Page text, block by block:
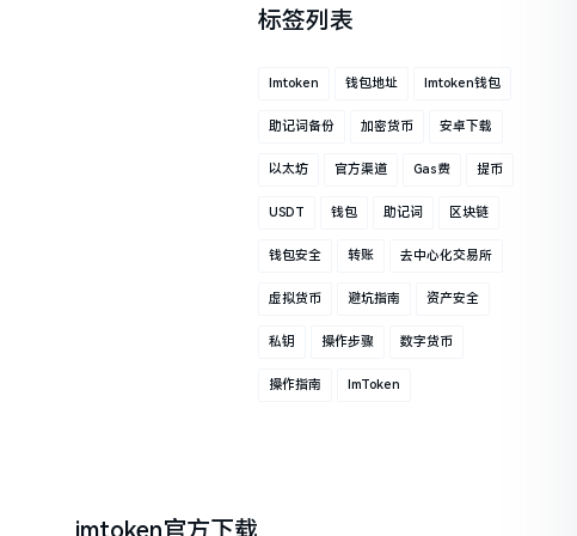
标签列表
Imtoken 钱包地址 Imtoken钱包
助记词备份 加密货币 安卓下载
以太坊 官方渠道 Gas费 提币
USDT 钱包 助记词 区块链
钱包安全 转账 去中心化交易所
虚拟货币 避坑指南 资产安全
私钥 操作步骤 数字货币
操作指南 ImToken